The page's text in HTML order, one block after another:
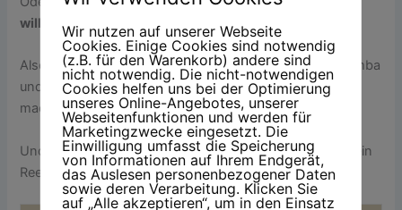
willst, fang damit an.«
Also fang ich an. Mit Radfahren, Backen, Schreiben, Zumba
und all den kleinen Momenten, die das Jahr schön
machen.
Und wenn am Ende nur der Tupperschrank glänzt und ein
Reel halb viral geht – dann war’s das allemal wert.
Wir nutzen auf unserer Webseite
Cookies. Einige Cookies sind notwendig
(z.B. für den Warenkorb) andere sind
nicht notwendig. Die nicht-notwendigen
Cookies helfen uns bei der Optimierung
unseres Online-Angebotes, unserer
Webseitenfunktionen und werden für
Marketingzwecke eingesetzt. Die
Einwilligung umfasst die Speicherung
von Informationen auf Ihrem Endgerät,
das Auslesen personenbezogener Daten
sowie deren Verarbeitung. Klicken Sie
auf „Alle akzeptieren“, um in den Einsatz